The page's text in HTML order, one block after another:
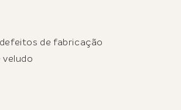
de fabricação
veludo